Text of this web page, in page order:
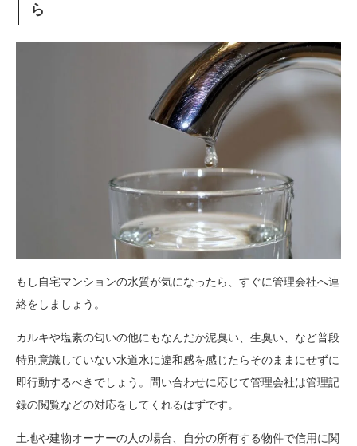
ら
もし自宅マンションの水質が気になったら、すぐに管理会社へ連
絡をしましょう。
カルキや塩素の匂いの他にもなんだか泥臭い、生臭い、など普段
特別意識していない水道水に違和感を感じたらそのままにせずに
即行動するべきでしょう。問い合わせに応じて管理会社は管理記
録の閲覧などの対応をしてくれるはずです。
土地や建物オーナーの人の場合、自分の所有する物件で信用に関